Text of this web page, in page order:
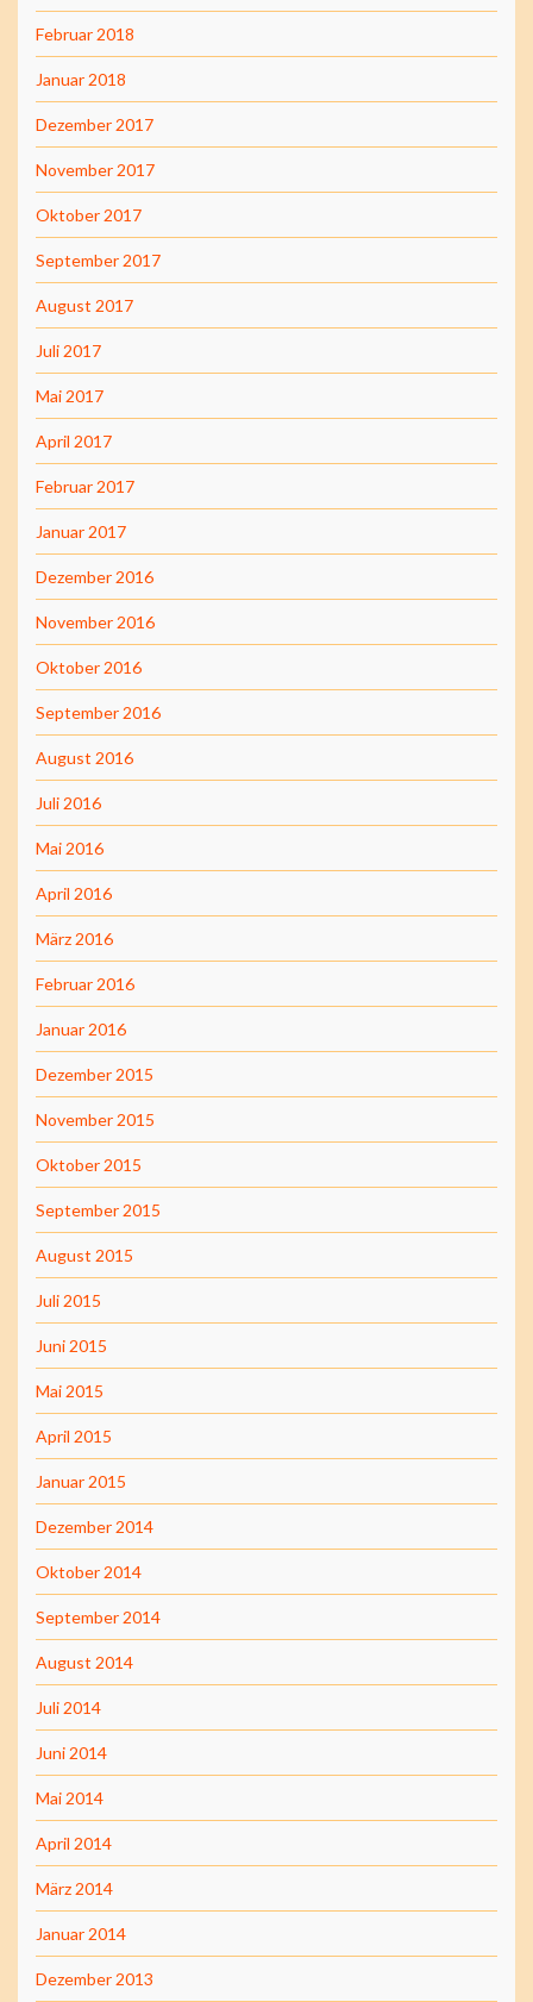
Februar 2018
Januar 2018
Dezember 2017
November 2017
Oktober 2017
September 2017
August 2017
Juli 2017
Mai 2017
April 2017
Februar 2017
Januar 2017
Dezember 2016
November 2016
Oktober 2016
September 2016
August 2016
Juli 2016
Mai 2016
April 2016
März 2016
Februar 2016
Januar 2016
Dezember 2015
November 2015
Oktober 2015
September 2015
August 2015
Juli 2015
Juni 2015
Mai 2015
April 2015
Januar 2015
Dezember 2014
Oktober 2014
September 2014
August 2014
Juli 2014
Juni 2014
Mai 2014
April 2014
März 2014
Januar 2014
Dezember 2013